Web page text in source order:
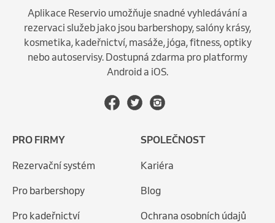
Aplikace Reservio umožňuje snadné vyhledávání a
rezervaci služeb jako jsou barbershopy, salóny krásy,
kosmetika, kadeřnictví, masáže, jóga, fitness, optiky
nebo autoservisy. Dostupná zdarma pro platformy
Android a iOS.
PRO FIRMY
Rezervační systém
Pro barbershopy
Pro kadeřnictví
SPOLEČNOST
Kariéra
Blog
Ochrana osobních údajů